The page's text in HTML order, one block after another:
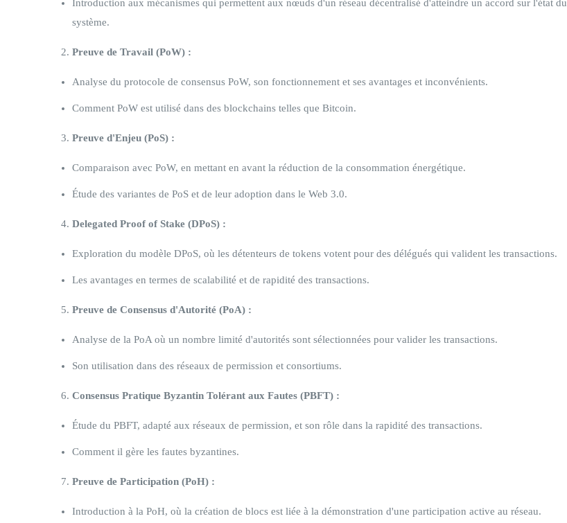
Introduction aux mécanismes qui permettent aux nœuds d'un réseau décentralisé d'atteindre un accord sur l'état du
système.
Preuve de Travail (PoW) :
Analyse du protocole de consensus PoW, son fonctionnement et ses avantages et inconvénients.
Comment PoW est utilisé dans des blockchains telles que Bitcoin.
Preuve d'Enjeu (PoS) :
Comparaison avec PoW, en mettant en avant la réduction de la consommation énergétique.
Étude des variantes de PoS et de leur adoption dans le Web 3.0.
Delegated Proof of Stake (DPoS) :
Exploration du modèle DPoS, où les détenteurs de tokens votent pour des délégués qui valident les transactions.
Les avantages en termes de scalabilité et de rapidité des transactions.
Preuve de Consensus d'Autorité (PoA) :
Analyse de la PoA où un nombre limité d'autorités sont sélectionnées pour valider les transactions.
Son utilisation dans des réseaux de permission et consortiums.
Consensus Pratique Byzantin Tolérant aux Fautes (PBFT) :
Étude du PBFT, adapté aux réseaux de permission, et son rôle dans la rapidité des transactions.
Comment il gère les fautes byzantines.
Preuve de Participation (PoH) :
Introduction à la PoH, où la création de blocs est liée à la démonstration d'une participation active au réseau.